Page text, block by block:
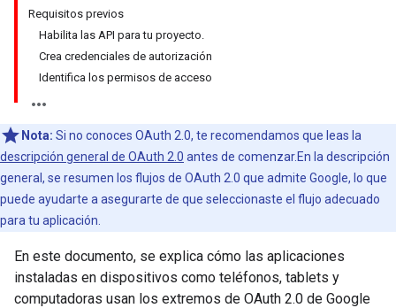
Requisitos previos
Habilita las API para tu proyecto.
Crea credenciales de autorización
Identifica los permisos de acceso
Nota: Si no conoces OAuth 2.0, te recomendamos que leas la
descripción general de OAuth 2.0 antes de comenzar.En la descripción
general, se resumen los flujos de OAuth 2.0 que admite Google, lo que
puede ayudarte a asegurarte de que seleccionaste el flujo adecuado
para tu aplicación.
En este documento, se explica cómo las aplicaciones
instaladas en dispositivos como teléfonos, tablets y
computadoras usan los extremos de OAuth 2.0 de Google